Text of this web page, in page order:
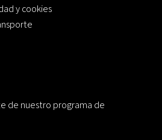
y cookies
de nuestro programa de